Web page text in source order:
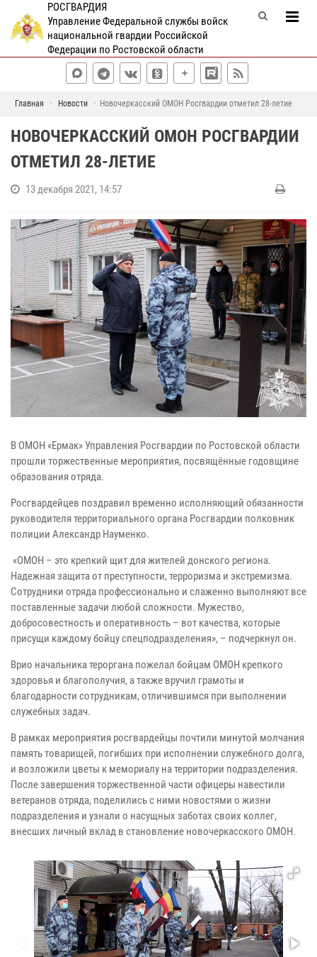
РОСГВАРДИЯ
Управление Федеральной службы войск
национальной гвардии Российской
Федерации по Ростовской области
Главная Новости Новочеркасский ОМОН Росгвардии отметил 28-летие
НОВОЧЕРКАССКИЙ ОМОН РОСГВАРДИИ
ОТМЕТИЛ 28-ЛЕТИЕ
13 декабря 2021, 14:57
В ОМОН «Ермак» Управления Росгвардии по Ростовской области
прошли торжественные мероприятия, посвящённые годовщине
образования отряда.
Росгвардейцев поздравил временно исполняющий обязанности
руководителя территориального органа Росгвардии полковник
полиции Александр Науменко.
«ОМОН – это крепкий щит для жителей донского региона.
Надежная защита от преступности, терроризма и экстремизма.
Сотрудники отряда профессионально и слаженно выполняют все
поставленные задачи любой сложности. Мужество,
добросовестность и оперативность – вот качества, которые
присущи каждому бойцу спецподразделения», – подчеркнул он.
Врио начальника тероргана пожелал бойцам ОМОН крепкого
здоровья и благополучия, а также вручил грамоты и
благодарности сотрудникам, отличившимся при выполнении
служебных задач.
В рамках мероприятия росгвардейцы почтили минутой молчания
память товарищей, погибших при исполнении служебного долга,
и возложили цветы к мемориалу на территории подразделения.
После завершения торжественной части офицеры навестили
ветеранов отряда, поделились с ними новостями о жизни
подразделения и узнали о насущных заботах своих коллег,
внесших личный вклад в становление новочеркасского ОМОН.